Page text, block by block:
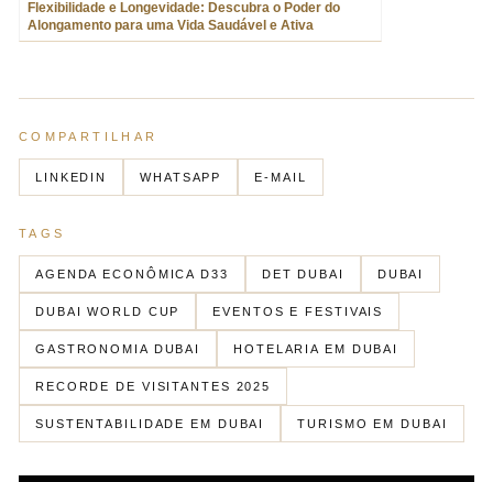
Flexibilidade e Longevidade: Descubra o Poder do
Alongamento para uma Vida Saudável e Ativa
COMPARTILHAR
LINKEDIN WHATSAPP E-MAIL
TAGS
AGENDA ECONÔMICA D33 DET DUBAI DUBAI
DUBAI WORLD CUP EVENTOS E FESTIVAIS
GASTRONOMIA DUBAI HOTELARIA EM DUBAI
RECORDE DE VISITANTES 2025
SUSTENTABILIDADE EM DUBAI TURISMO EM DUBAI